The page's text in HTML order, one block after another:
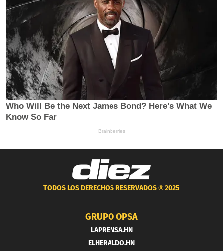
TODOS LOS DERECHOS RESERVADOS ®2025
GRUPO OPSA
LAPRENSA.HN
ELHERALDO.HN